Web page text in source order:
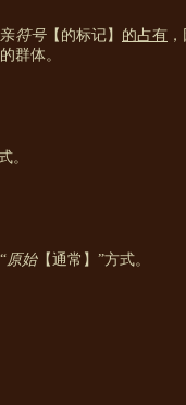
符号【的标记】 的占有
群体。
。
原始【通常】”方式。